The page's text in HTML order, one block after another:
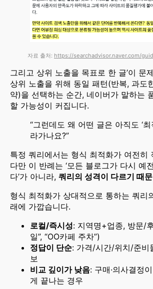
자료 출처: https://searchadvisor.naver.com/
그리고 상위 노출을 목표로 한 글’이 문
상위 노출을 위해 동일 패턴(반복, 과도
약)을 선택하는 순간, 네이버가 말하는
할 가능성이 커집니다.
“그런데도 왜 어떤 글은 아직도 ‘최
라가나요?”
특정 쿼리에서는 형식 최적화가 여전히
다만 이 반례는 ‘모든 블로그가 다시 예
다’가 아니라, 쿼리의 성격이 다르기 때문
형식 최적화가 상대적으로 통하는 쿼리
래에 가깝습니다.
로컬/즉시성: 지역명+업종, 방문/
일”, “OO카페 주차”)
정답이 단순: 가격/시간/위치/준비
보
비교 깊이가 낮음: 구매·의사결정
게 끝나는 경우